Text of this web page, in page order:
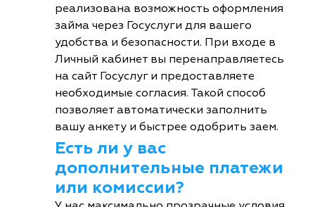
реализована возможность оформления
займа через Госуслуги для вашего
удобства и безопасности. При входе в
Личный кабинет вы перенаправляетесь
на сайт Госуслуг и предоставляете
необходимые согласия. Такой способ
позволяет автоматически заполнить
вашу анкету и быстрее одобрить заем.
Есть ли у вас
дополнительные платежи
или комиссии?